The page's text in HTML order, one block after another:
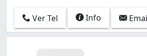
Ver Tel Info